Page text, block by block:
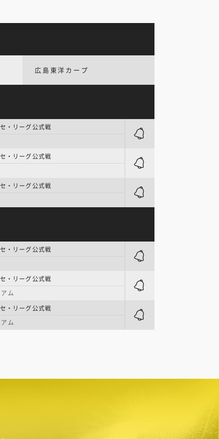
広島東洋カープ
リーグ公式戦
リーグ公式戦
リーグ公式戦
リーグ公式戦
リーグ公式戦
ム
リーグ公式戦
ム